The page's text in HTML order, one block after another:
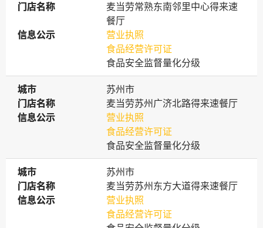
门店名称
门店名称
麦当劳常熟东南邻里中心得来速
餐厅
信息公示
信息公示
营业执照
食品经营许可证
食品安全监督量化分级
城市
城市
苏州市
门店名称
门店名称
麦当劳苏州广济北路得来速餐厅
信息公示
信息公示
营业执照
食品经营许可证
食品安全监督量化分级
城市
城市
苏州市
门店名称
门店名称
麦当劳苏州东方大道得来速餐厅
信息公示
信息公示
营业执照
食品经营许可证